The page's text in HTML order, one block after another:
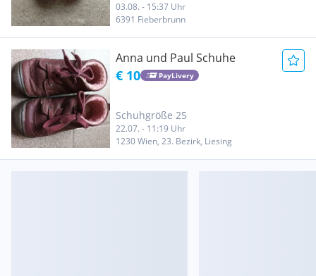
03.08. - 15:37 Uhr
6391 Fieberbrunn
Anna und Paul Schuhe
€ 10 PayLivery
Schuhgröße 25
22.07. - 11:19 Uhr
1230 Wien, 23. Bezirk, Liesing